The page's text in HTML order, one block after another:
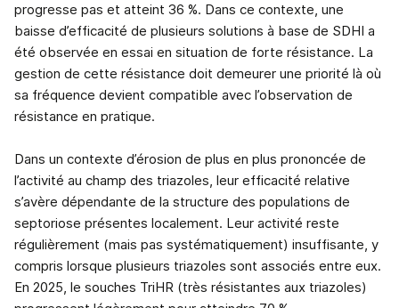
progresse pas et atteint 36 %. Dans ce contexte, une
baisse d’efficacité de plusieurs solutions à base de SDHI a
été observée en essai en situation de forte résistance. La
gestion de cette résistance doit demeurer une priorité là où
sa fréquence devient compatible avec l’observation de
résistance en pratique.
Dans un contexte d’érosion de plus en plus prononcée de
l’activité au champ des triazoles, leur efficacité relative
s’avère dépendante de la structure des populations de
septoriose présentes localement. Leur activité reste
régulièrement (mais pas systématiquement) insuffisante, y
compris lorsque plusieurs triazoles sont associés entre eux.
En 2025, le souches TriHR (très résistantes aux triazoles)